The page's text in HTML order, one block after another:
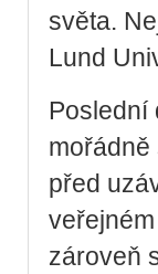
světa.
Lund
Po­sled­ní
mo­řád­ně
před
zá­ro­veň